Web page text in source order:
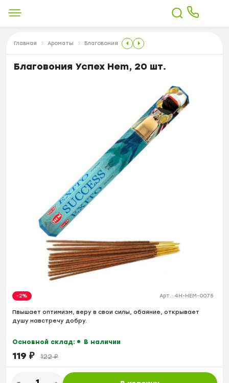
Главная Ароматы Благовония
Благовония Успех Hem, 20 шт.
-2% Арт.: 4H-HEM-0075
Пвышает оптимизм, веру в свои силы, обаяние, открывает
душу навстречу добру.
Основной склад: В наличии
119 ₽ 122₽